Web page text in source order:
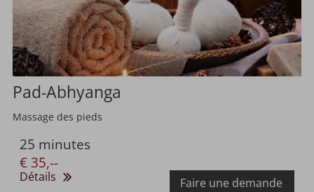
Pad-Abhyanga
Massage des pieds
25 minutes
€ 35,--
Faire une demande
Détails